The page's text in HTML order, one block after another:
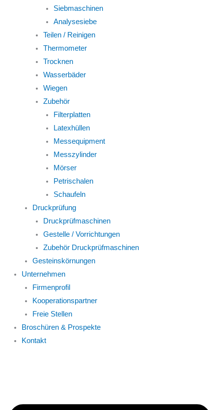
Siebmaschinen
Analysesiebe
Teilen / Reinigen
Thermometer
Trocknen
Wasserbäder
Wiegen
Zubehör
Filterplatten
Latexhüllen
Messequipment
Messzylinder
Mörser
Petrischalen
Schaufeln
Druckprüfung
Druckprüfmaschinen
Gestelle / Vorrichtungen
Zubehör Druckprüfmaschinen
Gesteinskörnungen
Unternehmen
Firmenprofil
Kooperationspartner
Freie Stellen
Broschüren & Prospekte
Kontakt